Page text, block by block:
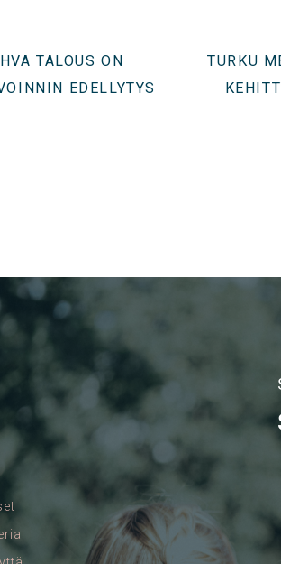
TALOUS ON
EDELLYTYS
TURKU